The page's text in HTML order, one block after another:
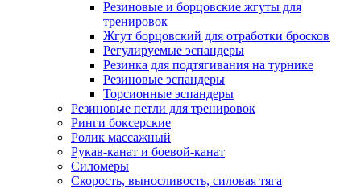
Резиновые и борцовские жгуты для
тренировок
Жгут борцовский для отработки бросков
Регулируемые эспандеры
Резинка для подтягивания на турнике
Резиновые эспандеры
Торсионные эспандеры
Резиновые петли для тренировок
Ринги боксерские
Ролик массажный
Рукав-канат и боевой-канат
Силомеры
Скорость, выносливость, силовая тяга